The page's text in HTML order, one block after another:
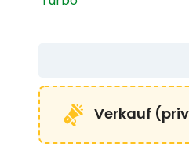
Verkauf